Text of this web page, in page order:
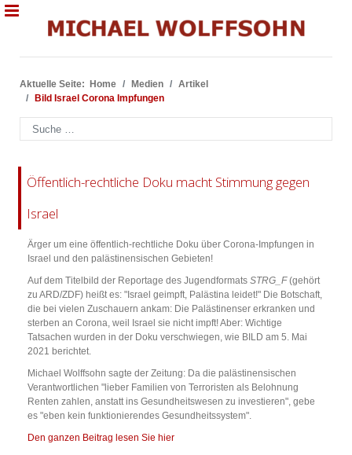
Aktuelle Seite: Home Medien
Artikel
Bild Israel Corona Impfungen
Suchen
Öffentlich-rechtliche Doku macht Stimmung gegen
Israel
Ärger um eine öffentlich-rechtliche Doku über Corona-Impfungen in
Israel und den palästinensischen Gebieten!
Auf dem Titelbild der Reportage des Jugendformats STRG_F(gehört
zu ARD/ZDF) heißt es: "Israel geimpft, Palästina leidet!" Die Botschaft,
die bei vielen Zuschauern ankam: Die Palästinenser erkranken und
sterben an Corona, weil Israel sie nicht impft! Aber: Wichtige
Tatsachen wurden in der Doku verschwiegen, wie BILD am 5. Mai
2021 berichtet.
Michael Wolffsohn sagte der Zeitung: Da die palästinensischen
Verantwortlichen "lieber Familien von Terroristen als Belohnung
Renten zahlen, anstatt ins Gesundheitswesen zu investieren", gebe
es "eben kein funktionierendes Gesundheitssystem".
Den ganzen Beitrag lesen Sie hier